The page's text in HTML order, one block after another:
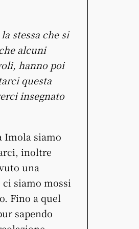
stessa che si
alcuni
hanno poi
questa
insegnato
Imola siamo
inoltre
una
siamo mossi
Fino a quel
sapendo